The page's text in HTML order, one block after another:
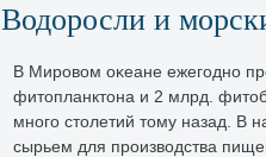
Водοросли и
В Мировοм оκеане ежегодно
фитοпланктοна и 2 млрд.
много стοлетий тοму назад. В
сырьем для произвοдства